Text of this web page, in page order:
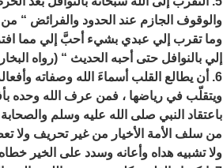
والوقوف الجازم عند الحدود والفرائض “ من
وما تقرب إلي عبدي بشيء أحبَّ إلي مما
إلي بالنوافل حتى أحبه الحديث “ (رواه
6. أن يطالع القلب أسماءَ الله وصفاته وأفعاله التي يشهدها ويعرفها
ويتقلّب في رياضها ، فمن عرف الله وحده
باعتقاد النبي صلى الله عليه وسلم
من سلف الأمة الأخيار من غير تحريف ولا
ولا تشبيه هداه وأعانه وسدد على الخير